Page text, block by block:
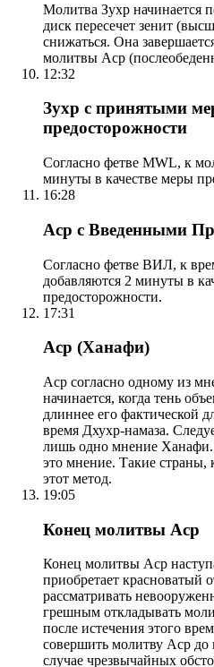
Молитва Зухр начинается
диск пересечет зенит
снижаться. Она
молитвы Аср
12:32
Зухр с принятыми
предосторожности
Согласно фетве MWL, к
минуты в качестве меры
16:28
Аср с Введенными
Согласно фетве ВИЛ, к
добавляются 2 минуты в
предосторожности.
17:31
Аср (Ханафи)
Аср согласно одному из
начинается, когда тень
длиннее его фактической
время Дхухр-намаза.
лишь одно мнение
это мнение. Такие страны,
этот метод.
19:05
Конец молитвы Аср
Конец молитвы Аср
приобретает красноватый
рассматривать
грешным откладывать
после истечения этого
совершить молитву Аср
случае чрезвычайных